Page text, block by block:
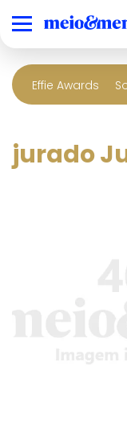
Effie Awards
jurado